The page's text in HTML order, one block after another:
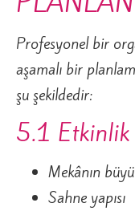
Profesyonel bir
aşamalı bir
şu şekildedir:
5.1
Mekânın
Sahne yapısı